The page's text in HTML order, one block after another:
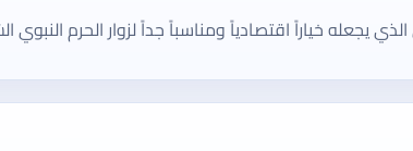
يجعله خياراً اقتصادياً ومناسباً جداً لزوار الحرم النبوي